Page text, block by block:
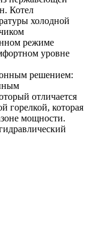
Котел
холодной
режиме
уровне
решением:
отличается
горелкой, которая
мощности.